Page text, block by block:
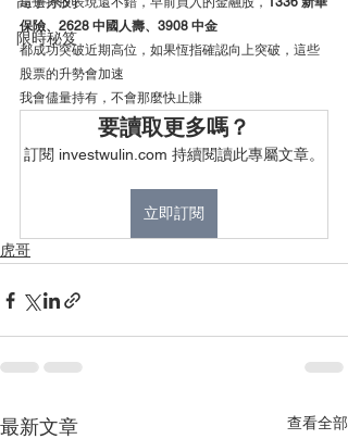
限時秘笈
保險、2628 中國人壽、3908 中金
都成功突破近期高位，如果恆指確認向上突破，這些
股票的升勢會加速
我會儘量持有，不會那麼快止賺
要讀取更多嗎？
訂閱 investwulin.com 持續閱讀此專屬文章。
立即訂閱
虎哥
最新文章 查看全部